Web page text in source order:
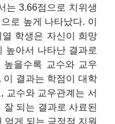
는 3.66점으로 치위생
로 높게 나타났다. 이
학생은 자신이 희망
높아서 나타난 결과로
높을수록 교수와 교우
이 결과는 학점이 대학
교수와 교우관계는 서
되는 결과로 사료된
얻게 되는 긍정적 지원